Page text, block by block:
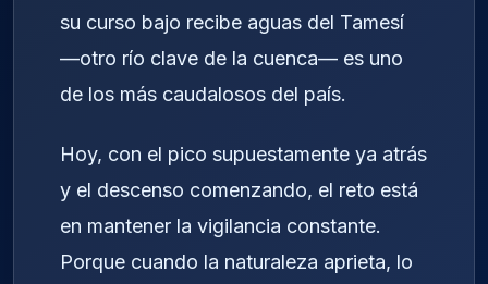
su curso bajo recibe aguas del Tamesí
—otro río clave de la cuenca— es uno
de los más caudalosos del país.
Hoy, con el pico supuestamente ya atrás
y el descenso comenzando, el reto está
en mantener la vigilancia constante.
Porque cuando la naturaleza aprieta, lo